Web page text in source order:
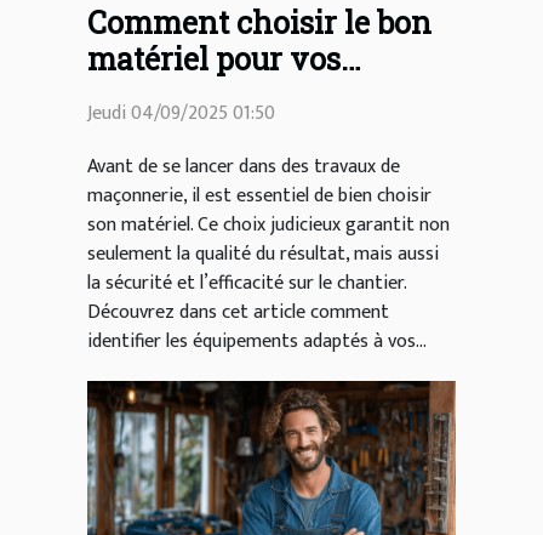
Comment choisir le bon
matériel pour vos
travaux de maçonnerie ?
Jeudi 04/09/2025 01:50
Avant de se lancer dans des travaux de
maçonnerie, il est essentiel de bien choisir
son matériel. Ce choix judicieux garantit non
seulement la qualité du résultat, mais aussi
la sécurité et l’efficacité sur le chantier.
Découvrez dans cet article comment
identifier les équipements adaptés à vos...